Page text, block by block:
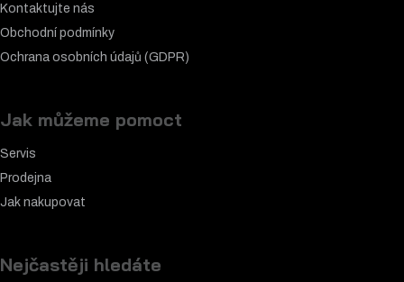
Kontaktujte nás
Obchodní podmínky
Ochrana osobních údajů (GDPR)
Jak můžeme pomoct
Servis
Prodejna
Jak nakupovat
Nejčastěji hledáte